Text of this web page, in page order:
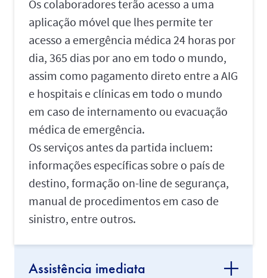
Os colaboradores terão acesso a uma
aplicação móvel que lhes permite ter
acesso a emergência médica 24 horas por
dia, 365 dias por ano em todo o mundo,
assim como pagamento direto entre a AIG
e hospitais e clínicas em todo o mundo
em caso de internamento ou evacuação
médica de emergência.
Os serviços antes da partida incluem:
informações específicas sobre o país de
destino, formação on-line de segurança,
manual de procedimentos em caso de
sinistro, entre outros.
Assistência imediata